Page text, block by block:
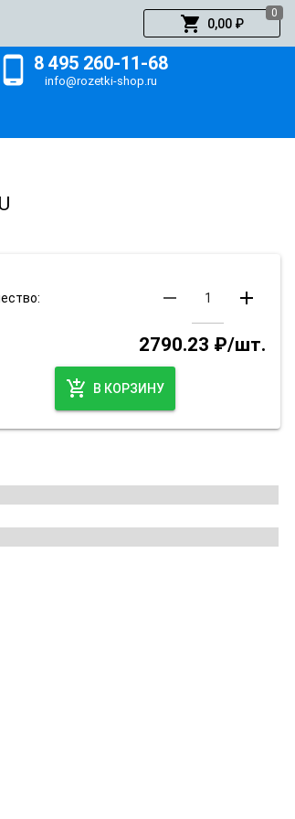
shopping_cart 0,00 ₽
0
phone_android 8 495 260-11-68
info@rozetki-shop.ru
remove add
2790.23 ₽/шт.
add_shopping_cart
В КОРЗИНУ